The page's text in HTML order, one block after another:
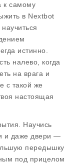
к самому
в Nextbot
истинно.
налево, когда
на врага и
с такой же
настоящая
Научись
и даже двери —
передышку
под прицелом